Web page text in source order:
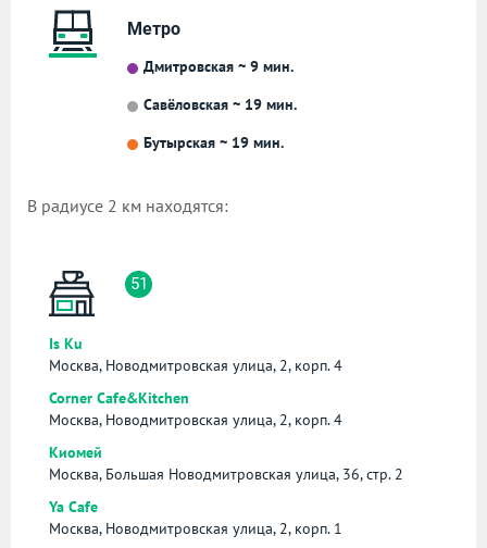
Метро
Дмитровская ~ 9 мин.
Савёловская ~ 19 мин.
Бутырская ~ 19 мин.
В радиусе 2 км находятся:
51
Is Ku
Москва, Новодмитровская улица, 2, корп. 4
Corner Cafe&Kitchen
Москва, Новодмитровская улица, 2, корп. 4
Киомей
Москва, Большая Новодмитровская улица, 36, стр. 2
Ya Cafe
Москва, Новодмитровская улица, 2, корп. 1